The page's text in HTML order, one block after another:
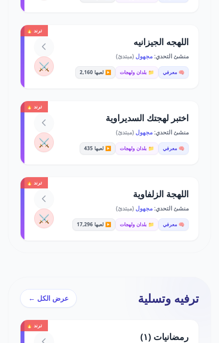
ترند 🔥
اللهجه الجيزانيه
منشئ التحدي:مجهول (مبتدئ)
🧠 معرفي 📁 بلدان ولهجات ▶️ لعبها 2,160 ⚔️
ترند 🔥
اختبر لهجتك السديراوية
منشئ التحدي:مجهول (مبتدئ)
🧠 معرفي 📁 بلدان ولهجات ▶️ لعبها 435 ⚔️
ترند 🔥
اللهجة الزلفاوية
منشئ التحدي:مجهول (مبتدئ)
🧠 معرفي 📁 بلدان ولهجات ▶️ لعبها 17,296 ⚔️
ترفيه وتسلية عرض الكل ←
ترند 🔥
رمضانيات (١)